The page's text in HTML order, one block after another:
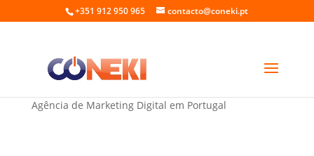
+351 912 950 965 contacto@coneki.pt
Criar site para Óptica no Porto
Agência de Marketing Digital em Portugal